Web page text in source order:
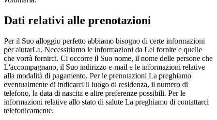
Dati relativi alle prenotazioni
Per il Suo alloggio perfetto abbiamo bisogno di certe informazioni
per aiutarLa. Necessitiamo le informazioni da Lei fornite e quelle
che vorrà fornirci. Ci occorre il Suo nome, il nome delle persone che
L'accompagnano, il Suo indirizzo e-mail e le informazioni relative
alla modalità di pagamento. Per le prenotazioni La preghiamo
eventualmente di indicarci il luogo di residenza, il numero di
telefono, la data di nascita e altre preferenze possibili. Per le
informazioni relative allo stato di salute La preghiamo di contattarci
telefonicamente.